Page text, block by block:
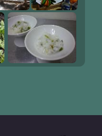
@ '11 10/22 14:12
#39:道路通行止め解
除のお知らせ
@ '11 10/17 20:05
#38:山桜咲きました @ '11 10/10 18:21
#37: 道路状況です @ '11 10/5 18:56
#36: 道路通行止め解除のお知らせ